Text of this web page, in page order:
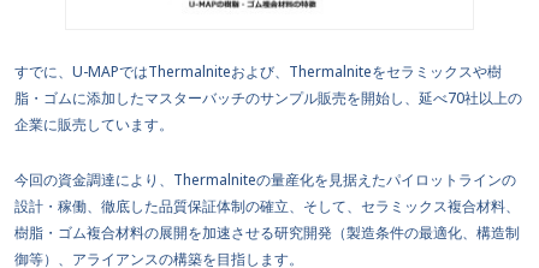
すでに、U-MAPではThermalniteおよび、Thermalniteをセラミックスや樹
脂・ゴムに添加したマスターバッチのサンプル販売を開始し、延べ70社以上の
企業に販売しています。
今回の資金調達により、Thermalniteの量産化を見据えたパイロットラインの
設計・稼働、徹底した品質保証体制の確立、そして、セラミックス複合材料、
樹脂・ゴム複合材料の展開を加速させる研究開発（製造条件の最適化、構造制
御等）、アライアンスの構築を目指します。